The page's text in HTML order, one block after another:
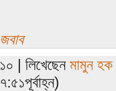
জবাব
১০ | লিখেছেন মামুন হক
৭:৫১পূর্বাহ্ন)